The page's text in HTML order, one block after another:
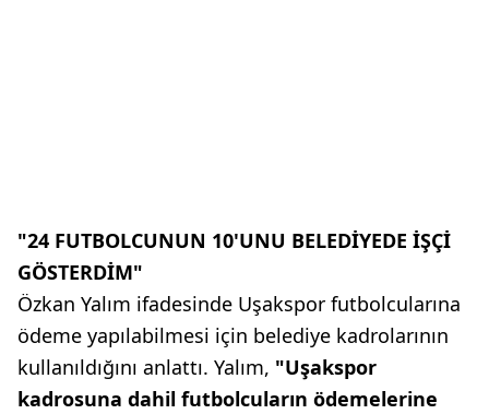
"24 FUTBOLCUNUN 10'UNU BELEDİYEDE İŞÇİ
GÖSTERDİM"
Özkan Yalım ifadesinde Uşakspor futbolcularına
ödeme yapılabilmesi için belediye kadrolarının
kullanıldığını anlattı. Yalım, "Uşakspor
kadrosuna dahil futbolcuların ödemelerine